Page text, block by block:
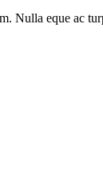
Nulla eque ac